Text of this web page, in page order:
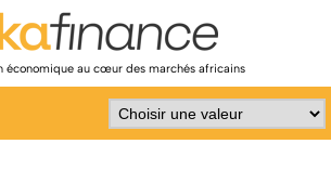
économique au cœur des marchés africains